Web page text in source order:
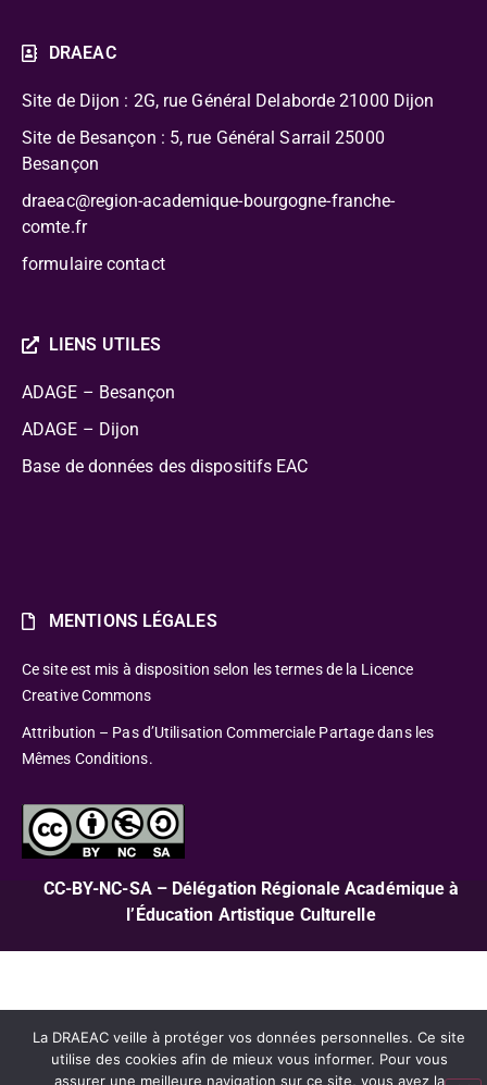
DRAEAC
Site de Dijon : 2G, rue Général Delaborde 21000 Dijon
Site de Besançon : 5, rue Général Sarrail 25000
Besançon
draeac@region-academique-bourgogne-franche-
comte.fr
formulaire contact
LIENS UTILES
ADAGE – Besançon
ADAGE – Dijon
Base de données des dispositifs EAC
MENTIONS LÉGALES
Ce site est mis à disposition selon les termes de la Licence
Creative Commons
Attribution – Pas d’Utilisation Commerciale Partage dans les
Mêmes Conditions.
CC-BY-NC-SA – Délégation Régionale Académique à
l’Éducation Artistique Culturelle
La DRAEAC veille à protéger vos données personnelles. Ce site
utilise des cookies afin de mieux vous informer. Pour vous
assurer une meilleure navigation sur ce site, vous avez la